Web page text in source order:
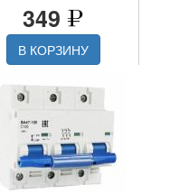
349
В КОРЗИНУ